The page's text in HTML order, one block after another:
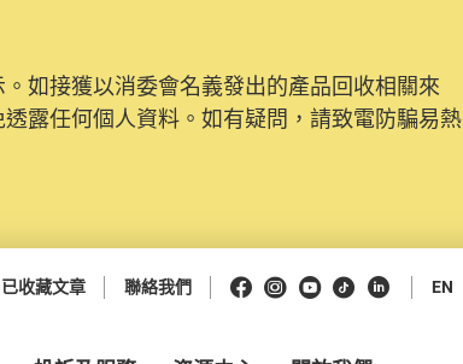
如接獲以消委會名義發出的產品回收相關來
露任何個人資料。如有疑問，請致電防騙易熱
升級及推出新功能。由2025年11月10日起，
帳戶，才可提交投訴、查詢及建議。所有提交
已收藏文章 聯絡我們 Facebook
Instagram
Youtube
抖音領英 EN